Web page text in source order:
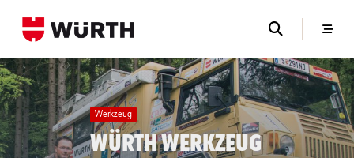
Werkzeug
Würth Werkzeug